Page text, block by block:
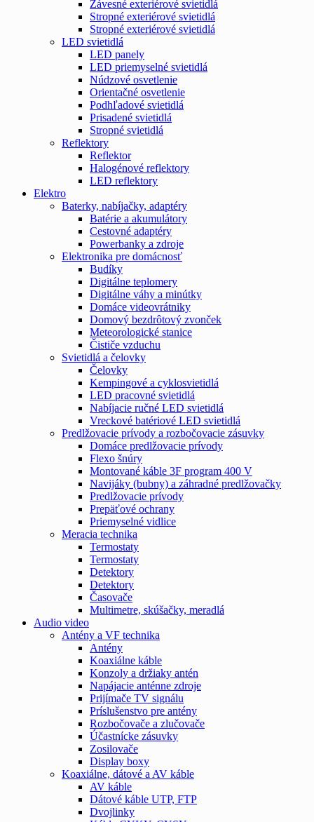
Závesné exteriérové svietidlá
Stropné exteriérové svietidlá
Stropné exteriérové svietidlá
LED svietidlá
LED panely
LED priemyselné svietidlá
Núdzové osvetlenie
Orientačné osvetlenie
Podhľadové svietidlá
Prisadené svietidlá
Stropné svietidlá
Reflektory
Reflektor
Halogénové reflektory
LED reflektory
Elektro
Baterky, nabíjačky, adaptéry
Batérie a akumulátory
Cestovné adaptéry
Powerbanky a zdroje
Elektronika pre domácnosť
Budíky
Digitálne teplomery
Digitálne váhy a minútky
Domáce videovrátniky
Domový bezdrôtový zvonček
Meteorologické stanice
Čističe vzduchu
Svietidlá a čelovky
Čelovky
Kempingové a cyklosvietidlá
LED pracovné svietidlá
Nabíjacie ručné LED svietidlá
Vreckové batériové LED svietidlá
Predlžovacie prívody a rozbočovacie zásuvky
Domáce predlžovacie prívody
Flexo šnúry
Montované káble 3F program 400 V
Navijáky (bubny) a záhradné predlžovačky
Predlžovacie prívody
Prepäťové ochrany
Priemyselné vidlice
Meracia technika
Termostaty
Termostaty
Detektory
Detektory
Časovače
Multimetre, skúšačky, meradlá
Audio video
Antény a VF technika
Antény
Koaxiálne káble
Konzoly a držiaky antén
Napájacie anténne zdroje
Prijímače TV signálu
Príslušenstvo pre antény
Rozbočovače a zlučovače
Účastnícke zásuvky
Zosilovače
Display boxy
Koaxiálne, dátové a AV káble
AV káble
Dátové káble UTP, FTP
Dvojlinky